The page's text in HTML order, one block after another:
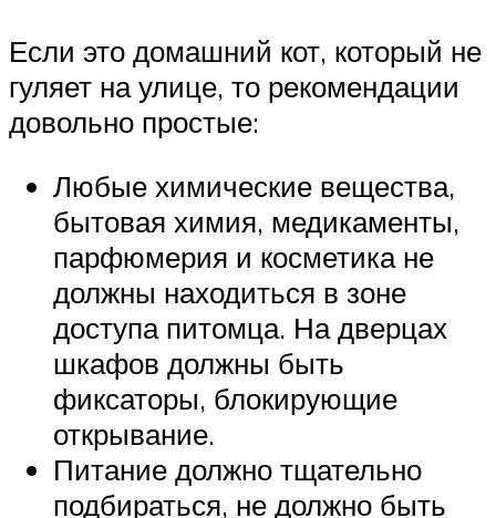
Если это домашний кот, который не
гуляет на улице, то рекомендации
довольно простые:
Любые химические вещества,
бытовая химия, медикаменты,
парфюмерия и косметика не
должны находиться в зоне
доступа питомца. На дверцах
шкафов должны быть
фиксаторы, блокирующие
открывание.
Питание должно тщательно
подбираться, не должно быть